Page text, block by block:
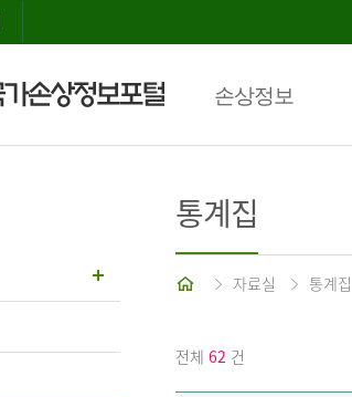
손상정보
통계집
홈 자료실 통계집
전체 62 건